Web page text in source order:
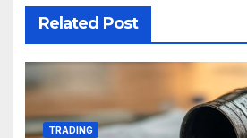
Related Post
TRADING